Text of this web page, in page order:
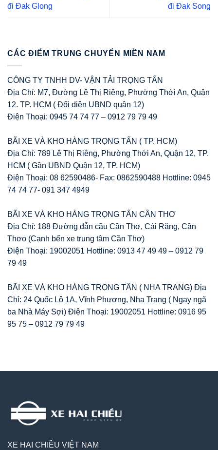
đi Đak Glong
đi Đak Song
CÁC ĐIỂM TRUNG CHUYỂN MIỀN NAM
CÔNG TY TNHH DV- VẬN TẢI TRỌNG TẤN
Địa Chỉ: M7, Đường Lê Thị Riêng, Phường Thới An, Quận
12. TP. HCM ( Đối diện UBND quận 12)
Điện Thoại: 0945 74 74 77 – 0912 79 79 49
BÃI XE VÀ KHO HÀNG TRỌNG TẤN ( TP. HCM)
Địa Chỉ: 789 Lê Thị Riêng, Phường Thới An, Quận 12, TP.
HCM ( Gần UBND Quận 12, TP. HCM)
Điện Thoại: 08 62590486- Fax: 0862590488 Hottline: 0945
74 74 77- 091 347 4949
BÃI XE VÀ KHO HÀNG TRỌNG TẤN CẦN THƠ
Địa Chỉ: 188 Đường dẫn cầu Cần Thơ, Cái Răng, Cần
Thơo (Cạnh bến xe trung tâm Cần Thơ)
Điện Thoại: 19002051 Hottline: 0913 47 49 49 – 0912 79
79 49
BÃI XE VÀ KHO HÀNG TRỌNG TẤN ( NHA TRANG) Địa
Chỉ: 24 Quốc Lộ 1A, Vĩnh Phương, Nha Trang ( Ngay ngã
ba Nhà Máy Sợi) Điện Thoại: 19002051 Hottline: 0916 95
95 75 – 0912 79 79 49
XE HAI CHIỀU VIỆT NAM